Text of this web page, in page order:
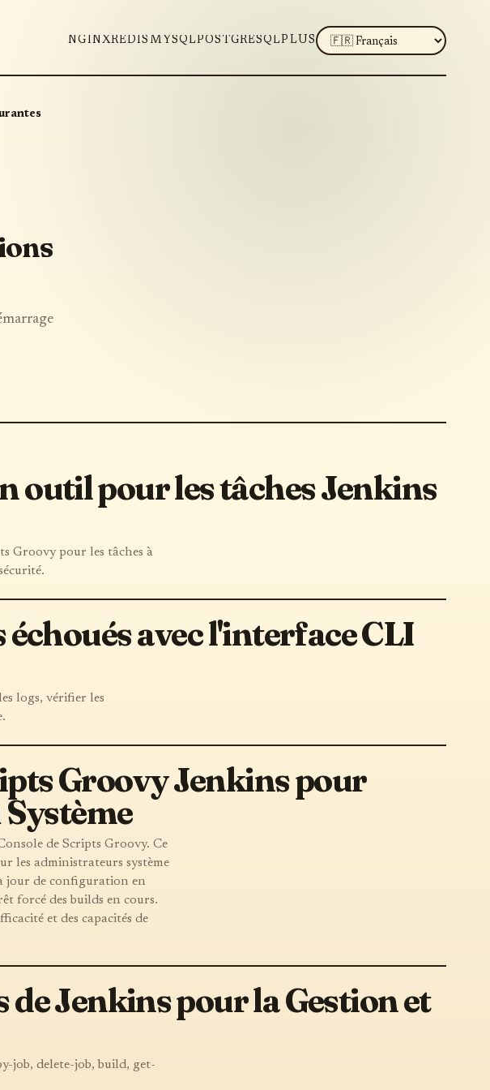
NGINXREDIS MYSQLPOSTGRESQLPLUS
LANGUAGE
outil pour les tâches Jenkins
Groovy pour les tâches à
avec l'interface CLI
logs, vérifier les
Groovy Jenkins pour
de Scripts Groovy. Ce
les administrateurs système
jour de configuration en
forcé des builds en cours.
et des capacités de
Jenkins pour la Gestion et
job, delete-job, build, get-